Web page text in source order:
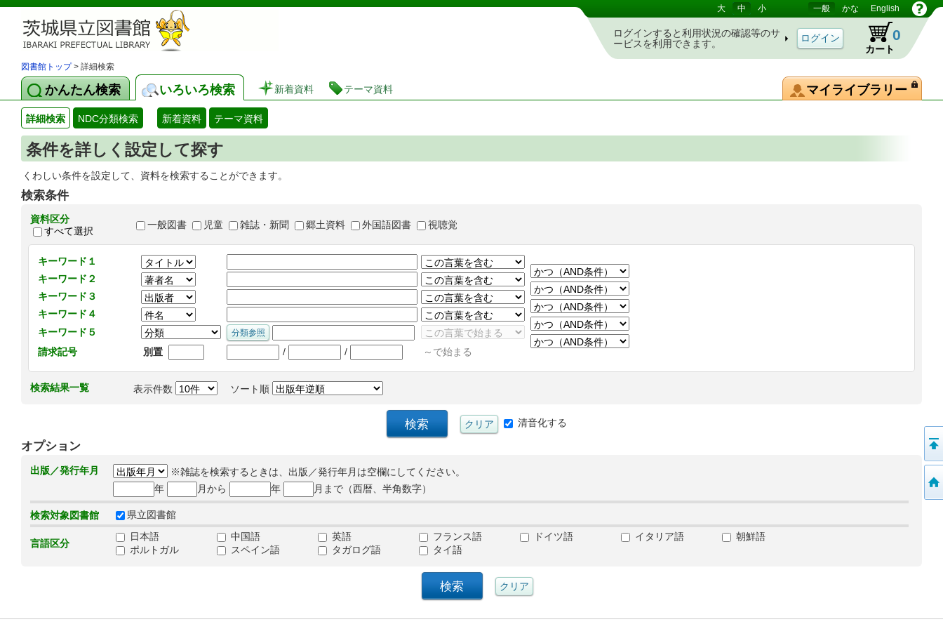
茨城県立図書館 蔵書検索・予約システム 大 中 小 一般 かな English
ログインすると利用状況の確認等のサ
ービスを利用できます。
カート
0
図書館トップ> 詳細検索
かんたん検索 いろいろ検索 新着資料 テーマ資料 マイライブラリー
詳細検索 NDC分類検索 新着資料 テーマ資料
条件を詳しく設定して探す
くわしい条件を設定して、資料を検索することができます。
検索条件
資料区分
すべて選択
一般図書 児童 雑誌・新聞 郷土資料 外国語図書 視聴覚
キーワード１
キーワード２
キーワード３
キーワード４
キーワード５
請求記号
別置 / / ～で始まる
検索結果一覧 表示件数 ソート順
清音化する
オプション
出版／発行年月
※雑誌を検索するときは、出版／発行年月は空欄にしてください。
年
月から 年 月まで（西暦、半角数字）
検索対象図書館 県立図書館
言語区分
日本語 中国語 英語 フランス語 ドイツ語 イタリア語
朝鮮語
ポルトガル
スペイン語 タガログ語 タイ語